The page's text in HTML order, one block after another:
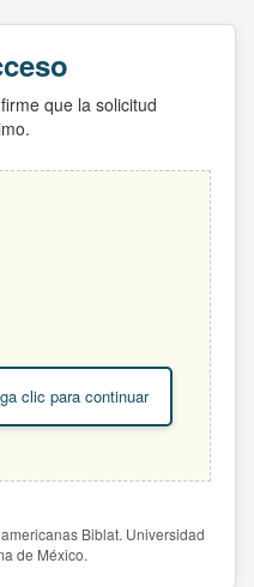
que la solicitud
clic para continuar
Biblat. Universidad
de México.